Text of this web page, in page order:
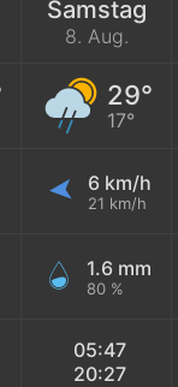
Samstag
8. Aug.
29°
17°
6 km/h
21 km/h
1.6 mm
80 %
05:47
20:27